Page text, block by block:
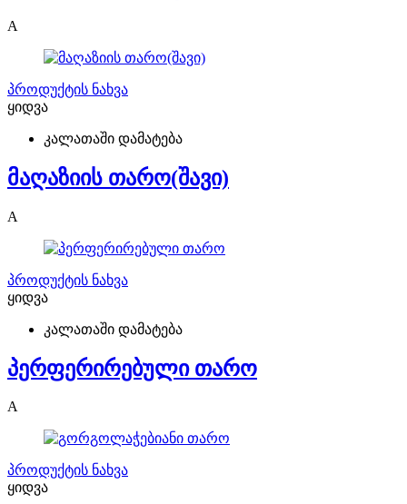
A
პროდუქტის ნახვა
ყიდვა
კალათაში დამატება
მაღაზიის თარო(შავი)
A
პროდუქტის ნახვა
ყიდვა
კალათაში დამატება
პერფერირებული თარო
A
პროდუქტის ნახვა
ყიდვა